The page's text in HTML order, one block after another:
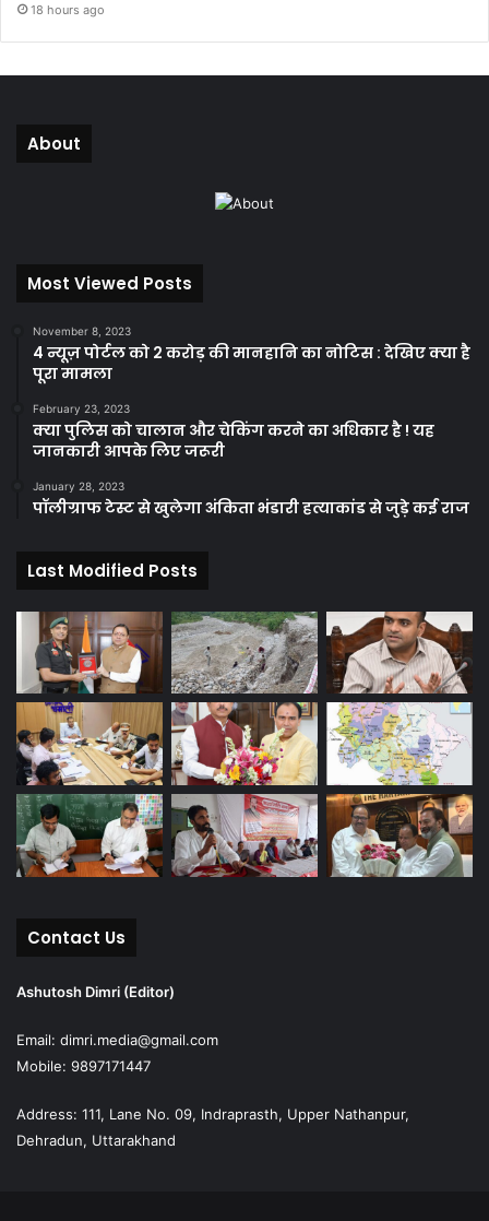
18 hours ago
About
Most Viewed Posts
November 8, 2023
4 न्यूज़ पोर्टल को 2 करोड़ की मानहानि का नोटिस : देखिए क्या है
पूरा मामला
February 23, 2023
क्या पुलिस को चालान और चेकिंग करने का अधिकार है ! यह
जानकारी आपके लिए जरूरी
January 28, 2023
पॉलीग्राफ टेस्ट से खुलेगा अंकिता भंडारी हत्याकांड से जुड़े कई राज
Last Modified Posts
Contact Us
Ashutosh Dimri (Editor)
Email: dimri.media@gmail.com
Mobile: 9897171447
Address: 111, Lane No. 09, Indraprasth, Upper Nathanpur,
Dehradun, Uttarakhand